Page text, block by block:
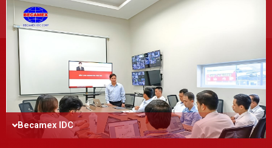
Becamex IDC